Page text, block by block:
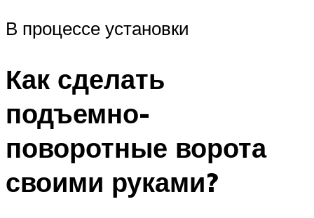
В процессе установки
Как сделать
подъемно-
поворотные ворота
своими руками?